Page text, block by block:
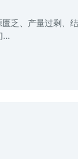
乏、产量过剩、结
…